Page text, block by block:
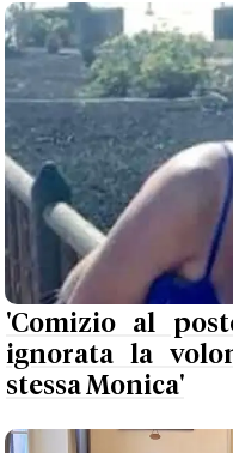
'Comizio al
ignorata la
stessa Monica'